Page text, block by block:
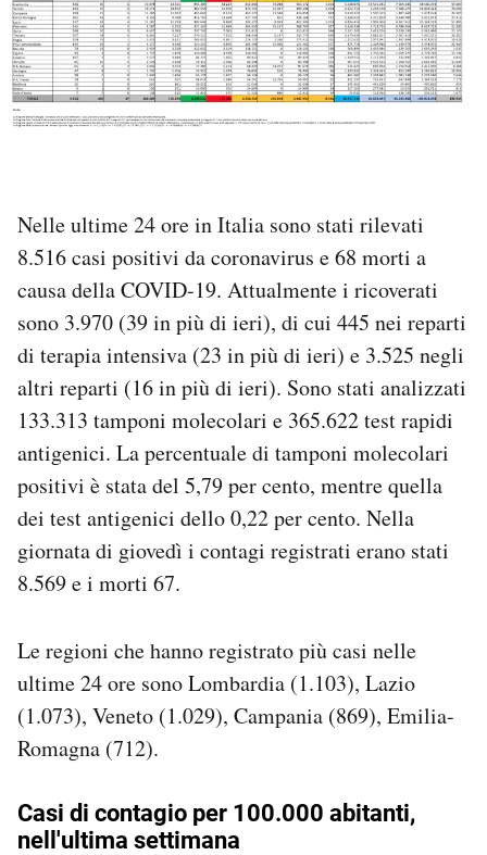
Sport
Mondiali calcio 2026
PODCAST
I MIEI PREFERITI
SHOP
CALENDARIO
AREA PERSONALE
Area Personale
Newsletter
Notifiche mobile
Esci
Nelle ultime 24 ore in Italia sono stati rilevati
8.516 casi positivi da coronavirus e 68 morti a
causa della COVID-19. Attualmente i ricoverati
sono 3.970 (39 in più di ieri), di cui 445 nei reparti
di terapia intensiva (23 in più di ieri) e 3.525 negli
altri reparti (16 in più di ieri). Sono stati analizzati
133.313 tamponi molecolari e 365.622 test rapidi
antigenici. La percentuale di tamponi molecolari
positivi è stata del 5,79 per cento, mentre quella
dei test antigenici dello 0,22 per cento. Nella
giornata di giovedì i contagi registrati erano stati
8.569 e i morti 67.
Le regioni che hanno registrato più casi nelle
ultime 24 ore sono Lombardia (1.103), Lazio
(1.073), Veneto (1.029), Campania (869), Emilia-
Romagna (712).